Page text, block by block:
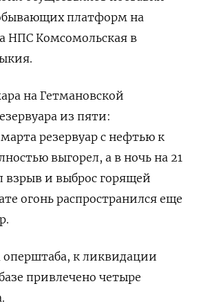
платформ на
НПС Комсомольская в
на Гетмановской
из пяти:
резервуар с нефтью к
выгорел, а в ночь на 21
взрыв и выброс горящей
огонь распространился еще
к ликвидации
привлечено четыре